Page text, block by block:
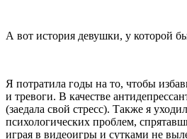
А вот история девушки, у которой
Я потратила годы на то, чтобы
и тревоги. В качестве
(заедала свой стресс). Также я
психологических проблем,
играя в видеоигры и сутками не